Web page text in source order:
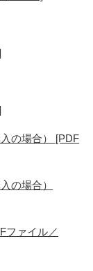
の場合） [PDF
の場合）
ファイル／